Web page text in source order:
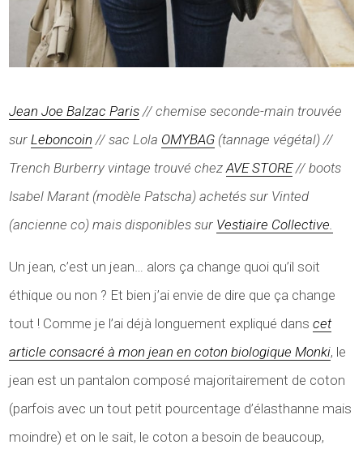
Jean Joe Balzac Paris // chemise seconde-main trouvée
surLeboncoin // sac Lola OMYBAG (tannage végétal) //
Trench Burberry vintage trouvé chezAVE STORE// boots
Isabel Marant (modèle Patscha) achetés sur Vinted
(ancienne co) mais disponibles sur Vestiaire Collective.
Un jean, c’est un jean… alors ça change quoi qu’il soit
éthique ou non ? Et bien j’ai envie de dire que ça change
tout ! Comme je l’ai déjà longuement expliqué danscet
article consacré à mon jean en coton biologique Monki, le
jean est un pantalon composé majoritairement de coton
(parfois avec un tout petit pourcentage d’élasthanne mais
moindre) et on le sait, le coton a besoin de beaucoup,